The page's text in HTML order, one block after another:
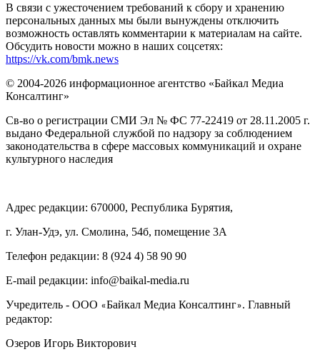
В связи с ужесточением требований к сбору и хранению
персональных данных мы были вынуждены отключить
возможность оставлять комментарии к материалам на сайте.
Обсудить новости можно в наших соцсетях:
https://vk.com/bmk.news
© 2004-2026 информационное агентство «Байкал Медиа
Консалтинг»
Св-во о регистрации СМИ Эл № ФС 77-22419 от 28.11.2005 г.
выдано Федеральной службой по надзору за соблюдением
законодательства в сфере массовых коммуникаций и охране
культурного наследия
Адрес редакции: 670000, Республика Бурятия,
г. Улан-Удэ, ул. Смолина, 54б, помещение 3А
Телефон редакции: ‎‎8 (924 4) 58 90 90
E-mail редакции: info@baikal-media.ru
Учредитель - ООО «Байкал Медиа Консалтинг». Главный
редактор:
Озеров Игорь Викторович